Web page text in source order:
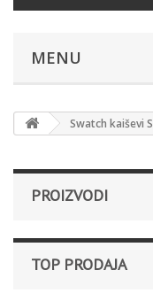
MENU
Swatch kaiševi
PROIZVODI
TOP PRODAJA